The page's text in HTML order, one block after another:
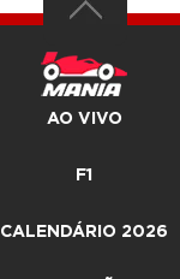
AO VIVO
F1
CALENDÁRIO 2026